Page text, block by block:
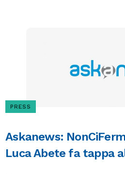
PRESS
Askanews:
Luca Abete fa tappa